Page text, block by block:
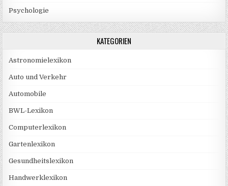
Psychologie
KATEGORIEN
Astronomielexikon
Auto und Verkehr
Automobile
BWL-Lexikon
Computerlexikon
Gartenlexikon
Gesundheitslexikon
Handwerklexikon